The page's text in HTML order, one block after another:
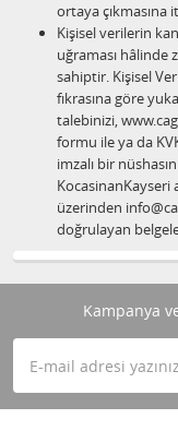
ortaya çıkmasına
Kişisel verilerin
uğraması hâlinde
sahiptir. Kişisel
fıkrasına göre
talebinizi,
formu ile ya da
imzalı bir
KocasinanKayseri
üzerinden
doğrulayan
Kampanya